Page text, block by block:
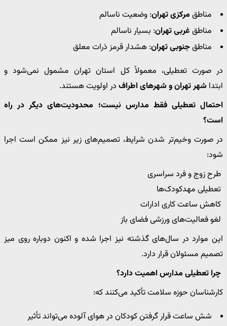
مناطق مرکزی تهران: وضعیت ناسالم
مناطق غربی تهران: بسیار ناسالم
مناطقجنوبی تهران: هشدار قرمز ذرات معلق
در صورت تعطیلی، معمولاً کل استان تهران مشمول نمی‌شود و
ابتدا شهر تهران و شهرهای اطراف در اولویت هستند.
احتمال تعطیلی فقط مدارس نیست؛ محدودیت‌های دیگر در راه
است؟
در صورت وخیم‌تر شدن شرایط، تصمیم‌های زیر نیز ممکن است اجرا
شود:
طرح زوج و فرد سراسری
تعطیلی مهدکودک‌ها
کاهش ساعت کاری ادارات
لغو فعالیت‌های ورزشی فضای باز
این موارد در سال‌های گذشته نیز اجرا شده و اکنون دوباره روی میز
تصمیم مسئولان قرار دارد.
چرا تعطیلی مدارس اهمیت دارد؟
کارشناسان حوزه سلامت تأکید می‌کنند که:
شش ساعت قرار گرفتن کودکان در هوای آلوده می‌تواند تأثیر